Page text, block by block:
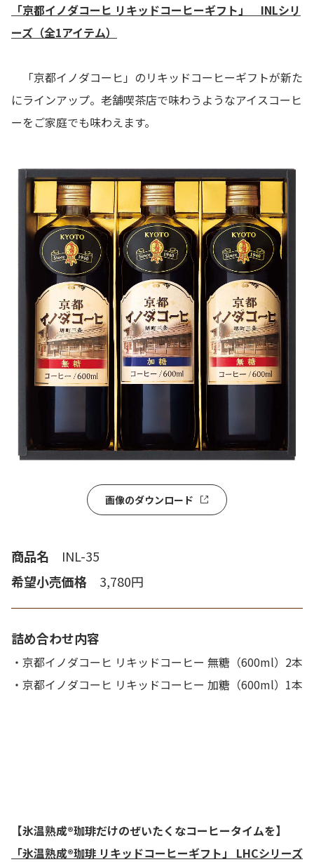
「京都イノダコーヒ リキッドコーヒーギフト」 INLシリ
ーズ（全1アイテム）
「京都イノダコーヒ」のリキッドコーヒーギフトが新た
にラインアップ。老舗喫茶店で味わうようなアイスコーヒ
ーをご家庭でも味わえます。
画像のダウンロード
商品名 INL-35
希望小売価格 3,780円
詰め合わせ内容
・京都イノダコーヒ リキッドコーヒー 無糖（600ml） 2本
・京都イノダコーヒ リキッドコーヒー 加糖（600ml） 1本
【氷温熟成®珈琲だけのぜいたくなコーヒータイムを】
「氷温熟成®珈琲 リキッドコーヒーギフト」 LHCシリーズ